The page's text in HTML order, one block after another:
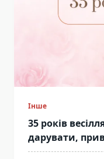
Інше
35 років
дарувати,